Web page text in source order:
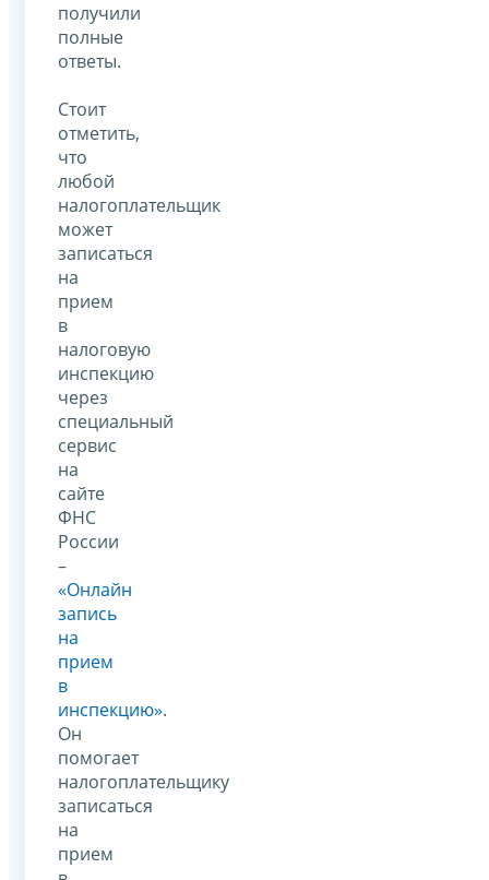
получили
полные
ответы.
Стоит
отметить,
что
любой
налогоплательщик
может
записаться
на
прием
в
налоговую
инспекцию
через
специальный
сервис
на
сайте
ФНС
России
–
«Онлайн
запись
на
прием
в
инспекцию».
Он
помогает
налогоплательщику
записаться
на
прием